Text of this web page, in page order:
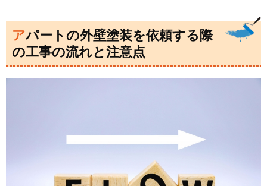
アパートの外壁塗装を依頼する際
の工事の流れと注意点